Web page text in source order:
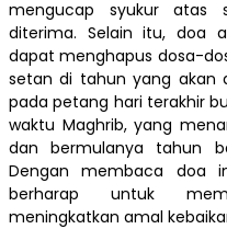
mengucap syukur atas
diterima. Selain itu, doa
dapat menghapus dosa-
setan di tahun yang akan
pada petang hari terakhir
waktu Maghrib, yang
dan bermulanya tahun
Dengan membaca doa
berharap untuk
meningkatkan amal